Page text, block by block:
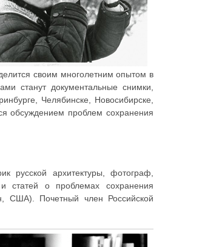
своим многолетним опытом в
станут документальные снимки,
Челябинске, Новосибирске,
обсуждением проблем сохранения
русской архитектуры, фотограф,
и статей о проблемах сохранения
США). Почетный член Российской